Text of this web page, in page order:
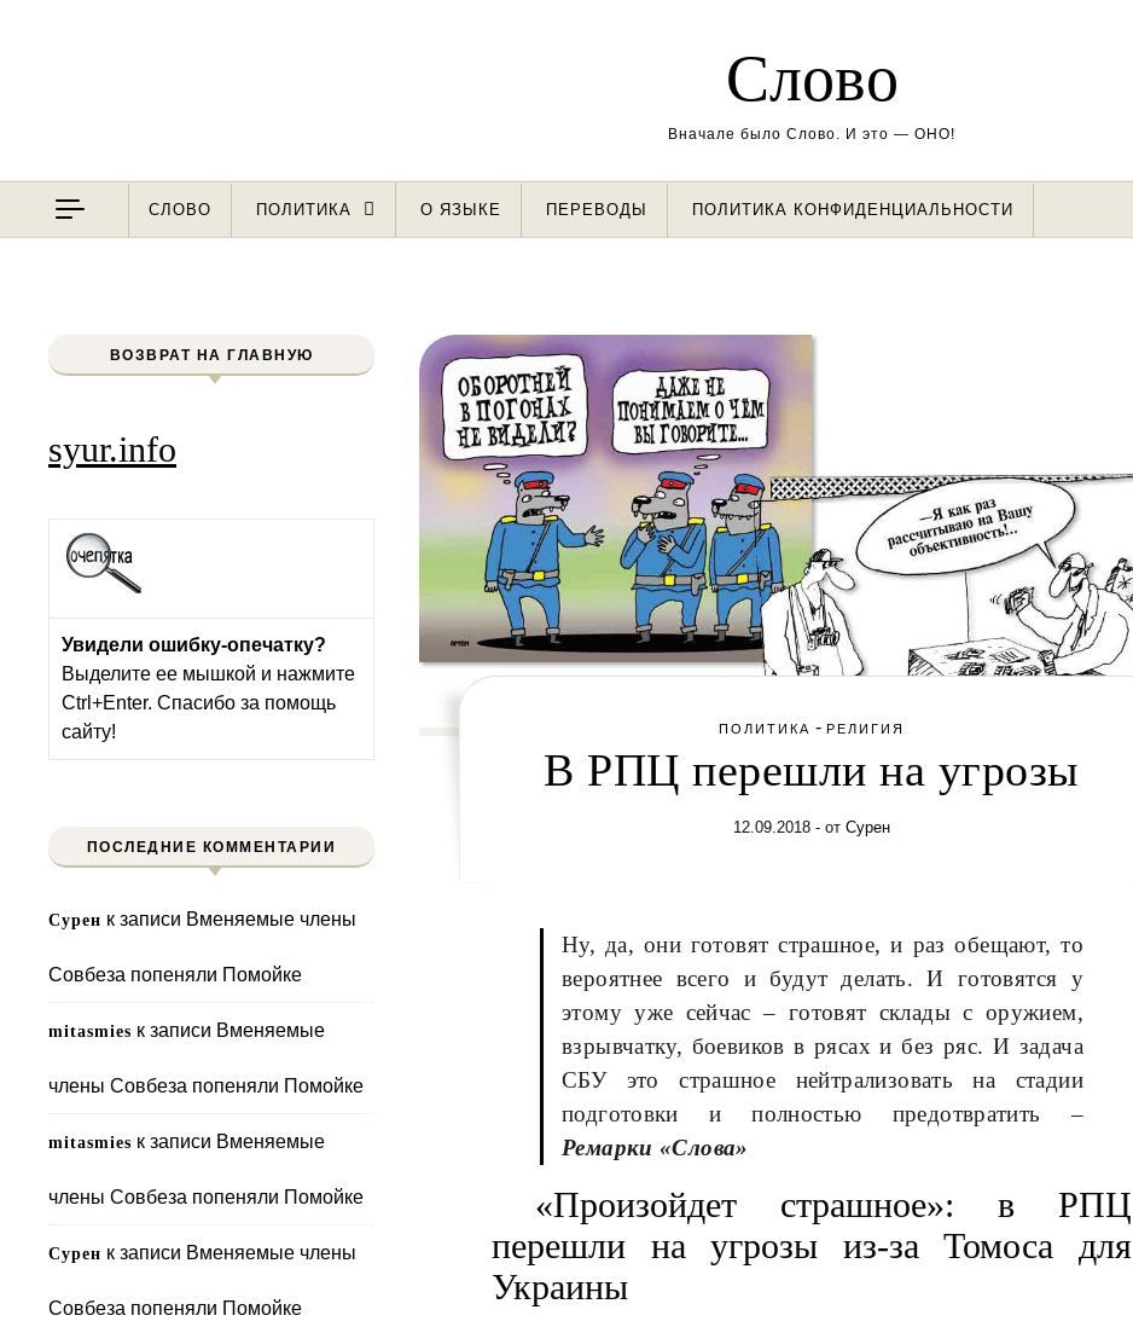
Слово
Вначале было Слово. И это — ОНО!
СЛОВО ПОЛИТИКА О ЯЗЫКЕ ПЕРЕВОДЫ ПОЛИТИКА КОНФИДЕНЦИАЛЬНОСТИ
ВОЗВРАТ НА ГЛАВНУЮ
syur.info
Увидели ошибку-опечатку?
Выделите ее мышкой и нажмите
Ctrl+Enter. Спасибо за помощь
сайту!
ПОСЛЕДНИЕ КОММЕНТАРИИ
Сурен к записи Вменяемые члены
Совбеза попеняли Помойке
mitasmies к записи Вменяемые
члены Совбеза попеняли Помойке
mitasmies к записи Вменяемые
члены Совбеза попеняли Помойке
Сурен к записи Вменяемые члены
Совбеза попеняли Помойке
ПОЛИТИКА - РЕЛИГИЯ
В РПЦ перешли на угрозы
12.09.2018 - от Сурен
Ну, да, они готовят страшное, и раз обещают, то
вероятнее всего и будут делать. И готовятся у
этому уже сейчас – готовят склады с оружием,
взрывчатку, боевиков в рясах и без ряс. И задача
СБУ это страшное нейтрализовать на стадии
подготовки и полностью предотвратить –
Ремарки «Слова»
«Произойдет страшное»: в РПЦ
перешли на угрозы из-за Томоса для
Украины